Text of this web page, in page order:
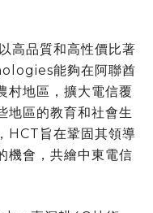
高品質和高性價比著
能夠在阿聯酋
村地區，擴大電信覆
地區的教育和社會生
HCT旨在鞏固其領導
機會，共繪中東電信